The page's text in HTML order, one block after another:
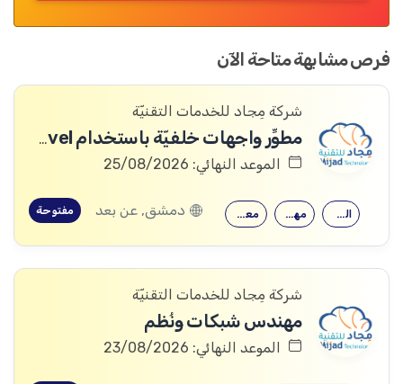
فرص مشابهة متاحة الآن
شركة مِجاد للخدمات التقنيّة
مطوِّر واجهات خلفيّة باستخدام Laravel
الموعد النهائي: 25/08/2026
معرفة جيدة… مهارات قوية… القدرة على… دمشق, عن بعد مفتوحة
شركة مِجاد للخدمات التقنيّة
مهندس شبكات ونُظم
الموعد النهائي: 23/08/2026